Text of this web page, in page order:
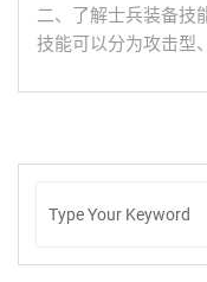
二、了解士兵装备技
技能可以分为攻击型